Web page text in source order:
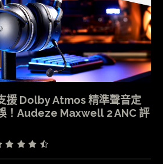
援 Dolby Atmos 精準聲音定
！Audeze Maxwell 2 ANC 評